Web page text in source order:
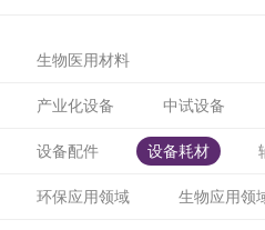
生物医用材料
产业化设备 中试设备
设备配件 设备耗材
环保应用领域 生物应用领